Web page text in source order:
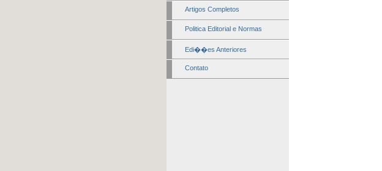
Artigos Completos
Politica Editorial e Normas
Edi��es Anteriores
Contato